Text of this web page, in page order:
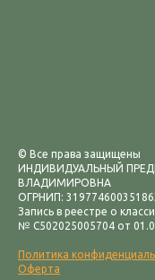
© Все права защищены
ИНДИВИДУАЛЬНЫЙ
ВЛАДИМИРОВНА
ОГРНИП:
Запись в реестре о
№ С502025005704 от
Политика
Оферта